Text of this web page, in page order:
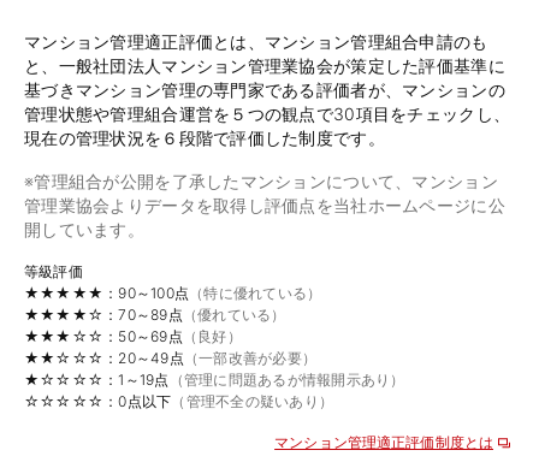
マンション管理適正評価とは、マンション管理組合申請のも
と、一般社団法人マンション管理業協会が策定した評価基準に
基づきマンション管理の専門家である評価者が、マンションの
管理状態や管理組合運営を５つの観点で30項目をチェックし、
現在の管理状況を６段階で評価した制度です。
※管理組合が公開を了承したマンションについて、マンション
管理業協会よりデータを取得し評価点を当社ホームページに公
開しています。
等級評価
★★★★★：90～100点 （特に優れている）
★★★★☆：70～89点 （優れている）
★★★☆☆：50～69点 （良好）
★★☆☆☆：20～49点 （一部改善が必要）
★☆☆☆☆：1～19点 （管理に問題あるが情報開示あり）
☆☆☆☆☆：0点以下 （管理不全の疑いあり）
マンション管理適正評価制度とは